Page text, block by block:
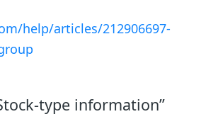
help/articles/212906697-
type information”